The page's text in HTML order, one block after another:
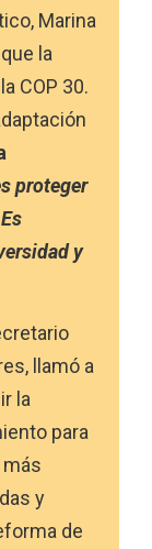
Marina
la
COP 30.
proteger
y
llamó a
la
para
más
y
de